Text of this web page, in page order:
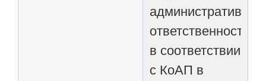
административной
ответственности
в соответствии
с КоАП в